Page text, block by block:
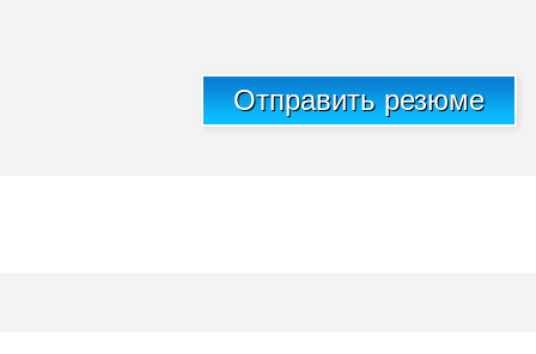
Отправить резюме